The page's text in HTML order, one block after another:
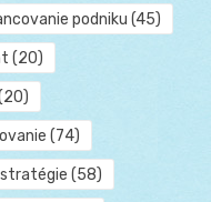
podniku (45)
(20)
(74)
(58)